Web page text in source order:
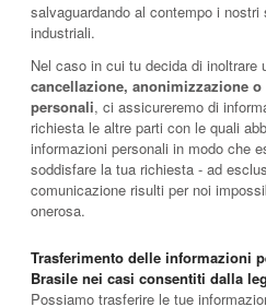
salvaguardando al contempo i
industriali.
Nel caso in cui tu decida di inoltrare
cancellazione, anonimizzazione
personali, ci assicureremo di
richiesta le altre parti con le quali
informazioni personali in modo che
soddisfare la tua richiesta - ad
comunicazione risulti per noi
onerosa.
Trasferimento delle informazioni
Brasile nei casi consentiti dalla
Possiamo trasferire le tue